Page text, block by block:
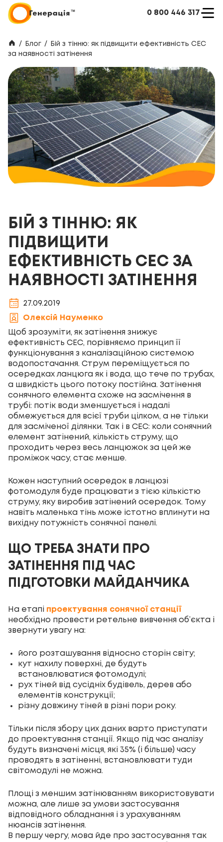
0 800 446 317
/ Блог /
Бій з тінню: як підвищити ефективність СЕС
за наявності затінення
БІЙ З ТІННЮ: ЯК
ПІДВИЩИТИ
ЕФЕКТИВНІСТЬ СЕС ЗА
НАЯВНОСТІ ЗАТІНЕННЯ
27.09.2019
Олексій Науменко
Щоб зрозуміти, як затінення знижує
ефективність СЕС, порівняємо принцип її
функціонування з каналізаційною системою
водопостачання. Струм переміщується по
осередках ланцюга як і вода, що тече по трубах,
а швидкість цього потоку постійна. Затінення
сонячного елемента схоже на засмічення в
трубі: потік води зменшується і надалі
обмежується для всієї труби цілком, а не тільки
для засміченої ділянки. Так і в СЕС: коли сонячний
елемент затінений, кількість струму, що
проходить через весь ланцюжок за цей же
проміжок часу, стає менше.
Кожен наступний осередок в ланцюзі
фотомодуля буде працювати з тією кількістю
струму, яку виробив затінений осередок. Тому
навіть маленька тінь може істотно вплинути на
вихідну потужність сонячної панелі.
ЩО ТРЕБА ЗНАТИ ПРО
ЗАТІНЕННЯ ПІД ЧАС
ПІДГОТОВКИ МАЙДАНЧИКА
На етапі проектування сонячної станції
необхідно провести ретельне вивчення об’єкта і
звернути увагу на:
його розташування відносно сторін світу;
кут нахилу поверхні, де будуть
встановлюватися фотомодулі;
рух тіней від сусідніх будівель, дерев або
елементів конструкції;
різну довжину тіней в різні пори року.
Тільки після збору цих даних варто приступати
до проектування станції. Якщо під час аналізу
будуть визначені місця, які 35% (і більше) часу
проводять в затіненні, встановлювати туди
світомодулі не можна.
Площі з меншим затінюванням використовувати
можна, але лише за умови застосування
відповідного обладнання і з урахуванням
нюансів затінення.
В першу чергу, мова йде про застосування так